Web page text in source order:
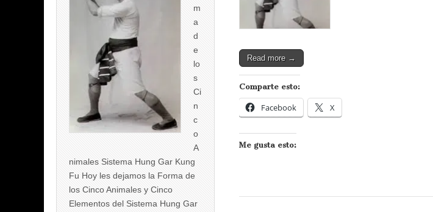
Read more →
Comparte esto:
Facebook X
Me gusta esto:
m
a
d
e
lo
s
Ci
n
c
o
A
nimales Sistema Hung Gar Kung
Fu Hoy les dejamos la Forma de
los Cinco Animales y Cinco
Elementos del Sistema Hung Gar